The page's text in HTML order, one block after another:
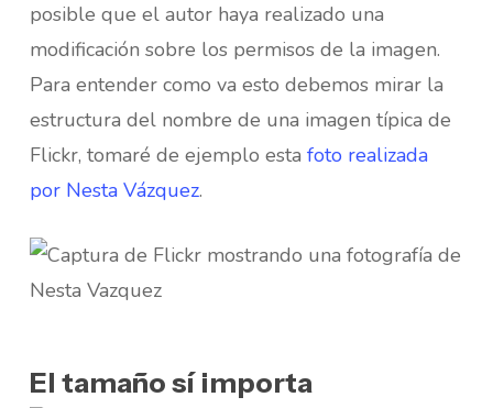
posible que el autor haya realizado una
modificación sobre los permisos de la imagen.
Para entender como va esto debemos mirar la
estructura del nombre de una imagen típica de
Flickr, tomaré de ejemplo esta foto realizada
por Nesta Vázquez.
El tamaño sí importa